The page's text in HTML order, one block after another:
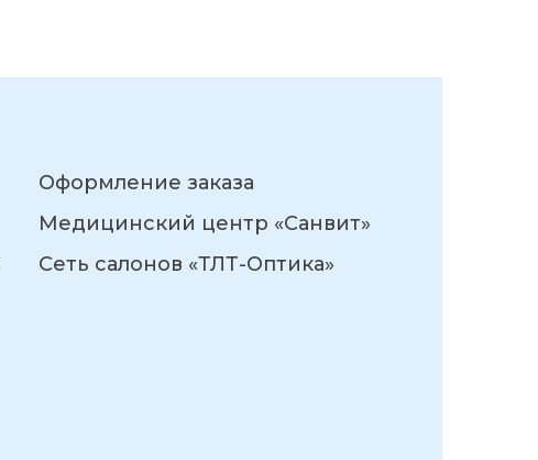
Оформление заказа
Медицинский центр «Санвит»
Сеть салонов «ТЛТ-Оптика»